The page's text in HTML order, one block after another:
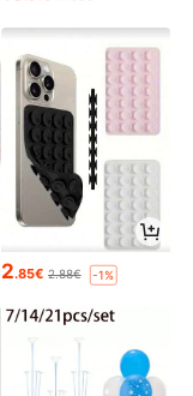
2.85€ 2.88€ -1%